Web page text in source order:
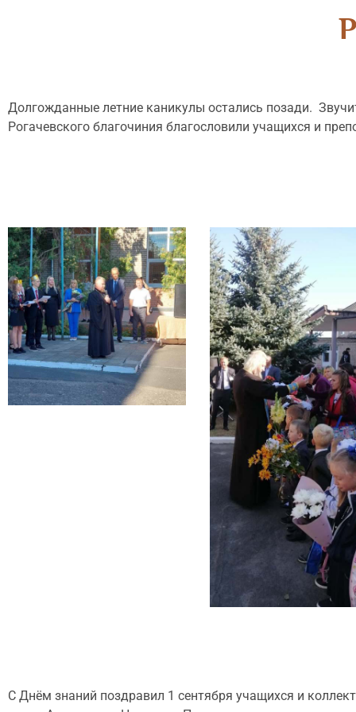
Долгожданные летние каникулы остались позади.
Рогачевского благочиния благословили учащихся и
С Днём знаний поздравил 1 сентября учащихся и